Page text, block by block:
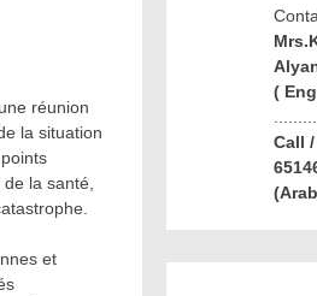
réunion
la situation
la santé,
et
(
Call